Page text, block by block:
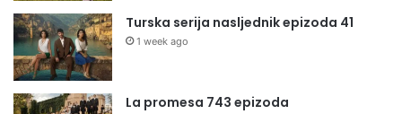
Turska serija nasljednik epizoda 41
1 week ago
La promesa 743 epizoda